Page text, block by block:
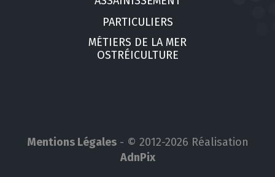
PARTICULIERS
MÉTIERS DE LA MER
OSTRÉICULTURE
Mentions Légales- © 2012-2026 Réalisation
AdnPix